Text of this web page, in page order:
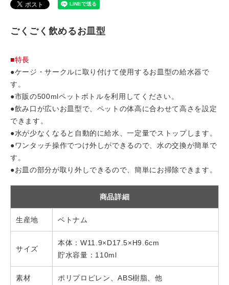
ごくごく飲めるお皿型
■特長
●ケージ・サークルに取り付けて使用するお皿型の給水器で
す。
●市販の500mlペットボトルを利用してください。
●飲み口が広いお皿型で、ペットの体高に合わせて高さを設定
できます。
●水が少なくなると自動的に給水、一定量でストップします。
●ワンタッチ操作でつけ外しができるので、水の交換が簡単で
す。
●お皿の部分が取り外しできるので、簡単にお掃除できます。
商品詳細
生産地 ベトナム
サイズ
本体：W11.9×D17.5×H9.6cm
貯水容量：110ml
素材 ポリプロピレン、ABS樹脂、他